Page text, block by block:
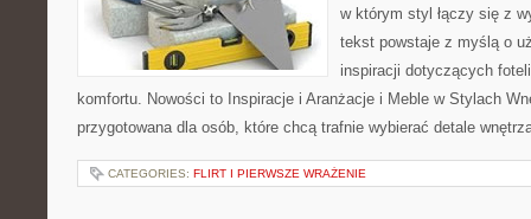
w którym styl łączy się z
tekst powstaje z myślą o
inspiracji dotyczących
komfortu. Nowości to Inspiracje i Aranżacje i Meble w Stylach
przygotowana dla osób, które chcą trafnie wybierać detale
CATEGORIES: FLIRT I PIERWSZE WRAŻENIE